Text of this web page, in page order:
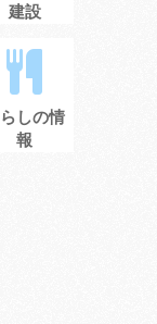
建設
らしの情
報